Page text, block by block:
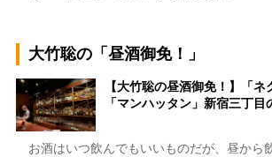
大竹聡の「昼酒御免！」
【大竹聡の昼酒御免！】「ネ
「マンハッタン」新宿三丁
お酒はいつ飲んでもいいものだが、昼から